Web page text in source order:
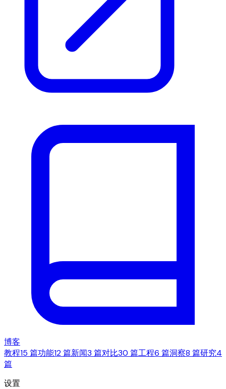
博客
教程15 篇功能12 篇新闻3 篇对比30 篇工程6 篇洞察8 篇研究4
篇
设置